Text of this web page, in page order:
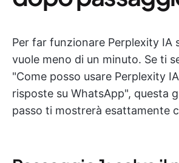
Per far funzionare Perplexity IA
vuole meno di un minuto. Se ti
"Come posso usare Perplexity
risposte su WhatsApp", questa
passo ti mostrerà esattamente